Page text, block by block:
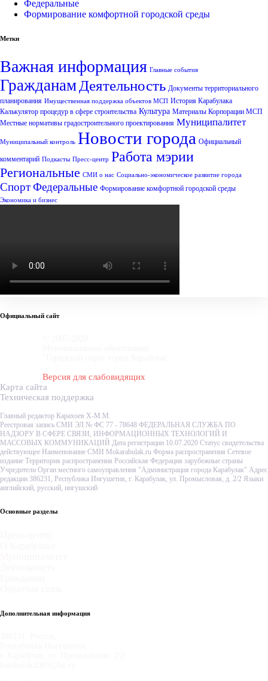
Федеральные
Формирование комфортной городской среды
Метки
Важная информация Главные события
Гражданам Деятельность Документы территориального
планирования Имущественная поддержка объектов МСП История Карабулака
Калькулятор процедур в сфере строительства Культура Материалы Корпорации МСП
Местные нормативы градостроительного проектирования Муниципалитет
Муниципальный контроль Новости города Официальный
комментарий Подкасты Пресс-центр Работа мэрии
Региональные СМИ о нас Социально-экономическое развитие города
СпортФедеральные Формирование комфортной городской среды
Экономика и бизнес
Официальный сайт
Версия для слабовидящих
Карта сайта
Техническая поддержка
Главный редактор Карахоев Х-М.М.
Реестровая запись СМИ ЭЛ № ФС 77 - 78648 ФЕДЕРАЛЬНАЯ СЛУЖБА ПО
НАДЗОРУ В СФЕРЕ СВЯЗИ, ИНФОРМАЦИОННЫХ ТЕХНОЛОГИЙ И
МАССОВЫХ КОММУНИКАЦИЙ Дата регистрации 10.07.2020 Статус свидетельства
действующее Наименование СМИ Mokarabulak.ru Форма распространения Сетевое
издание Территория распространения Российская Федерация зарубежные страны
Учредители Орган местного самоуправления "Администрация города Карабулак" Адрес
редакции 386231, Республика Ингушетия, г. Карабулак, ул. Промысловая, д. 2/2 Языки
английский, русский, ингушский
Основные разделы
Дополнительная информация